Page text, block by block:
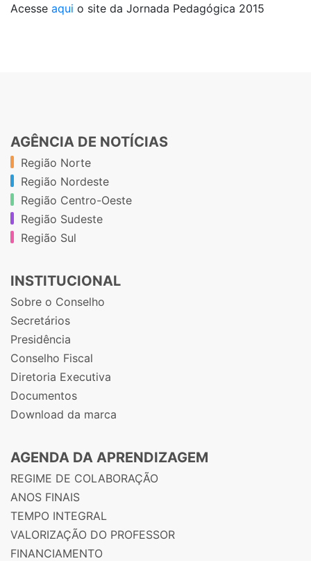
Acesse aqui o site da Jornada Pedagógica 2015
AGÊNCIA DE NOTÍCIAS
Região Norte
Região Nordeste
Região Centro-Oeste
Região Sudeste
Região Sul
INSTITUCIONAL
Sobre o Conselho
Secretários
Presidência
Conselho Fiscal
Diretoria Executiva
Documentos
Download da marca
AGENDA DA APRENDIZAGEM
REGIME DE COLABORAÇÃO
ANOS FINAIS
TEMPO INTEGRAL
VALORIZAÇÃO DO PROFESSOR
FINANCIAMENTO